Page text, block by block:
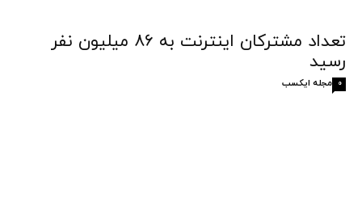
تعداد مشترکان اینترنت به ۸۶ میلیون نفر
رسید
مجله ایکسب 0